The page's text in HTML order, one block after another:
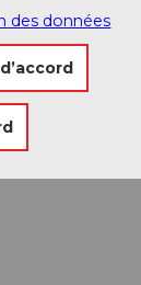
des données